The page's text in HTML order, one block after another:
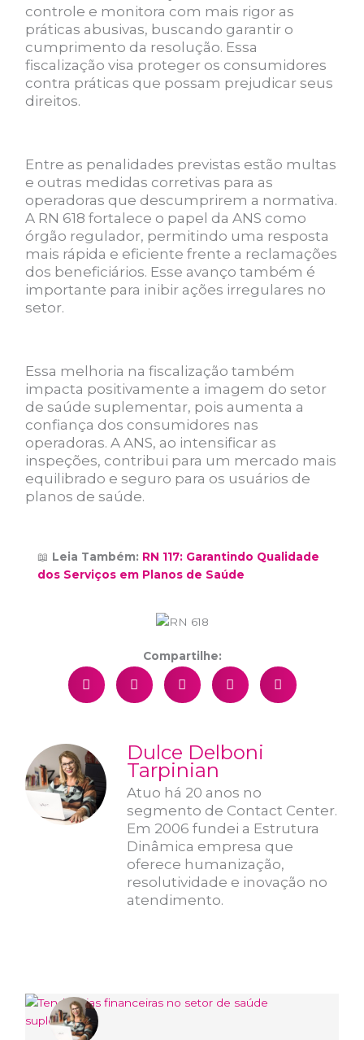
controle e monitora com mais rigor as
práticas abusivas, buscando garantir o
cumprimento da resolução. Essa
fiscalização visa proteger os consumidores
contra práticas que possam prejudicar seus
direitos.
Entre as penalidades previstas estão multas
e outras medidas corretivas para as
operadoras que descumprirem a normativa.
A RN 618 fortalece o papel da ANS como
órgão regulador, permitindo uma resposta
mais rápida e eficiente frente a reclamações
dos beneficiários. Esse avanço também é
importante para inibir ações irregulares no
setor.
Essa melhoria na fiscalização também
impacta positivamente a imagem do setor
de saúde suplementar, pois aumenta a
confiança dos consumidores nas
operadoras. A ANS, ao intensificar as
inspeções, contribui para um mercado mais
equilibrado e seguro para os usuários de
planos de saúde.
📖 Leia Também: RN 117: Garantindo Qualidade
dos Serviços em Planos de Saúde
Compartilhe:
Dulce Delboni
Tarpinian
Atuo há 20 anos no
segmento de Contact Center.
Em 2006 fundei a Estrutura
Dinâmica empresa que
oferece humanização,
resolutividade e inovação no
atendimento.